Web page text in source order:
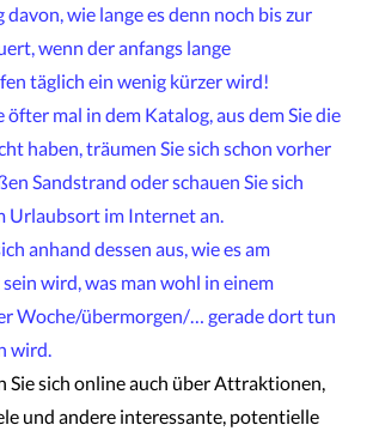
wie lange es denn noch bis zur
wenn der anfangs lange
täglich ein wenig kürzer wird!
öfter mal in dem Katalog, aus dem Sie die
haben, träumen Sie sich schon vorher
Sandstrand oder schauen Sie sich
Urlaubsort im Internet an.
anhand dessen aus, wie es am
wird, was man wohl in einem
Woche/übermorgen/… gerade dort tun
wird.
Sie sich online auch über Attraktionen,
und andere interessante, potentielle